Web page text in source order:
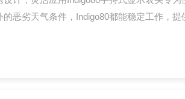
恶劣天气条件，Indigo80都能稳定工作，提